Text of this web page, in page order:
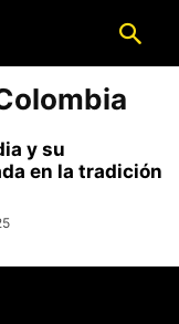
y su
en la tradición